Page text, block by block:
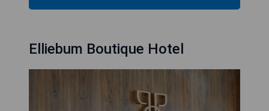
Elliebum Boutique Hotel